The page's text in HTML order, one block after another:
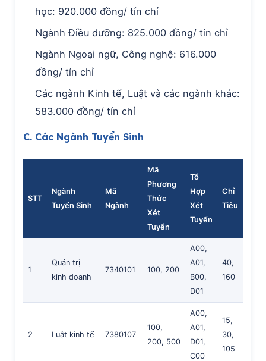
học: 920.000 đồng/ tín chỉ
Ngành Điều dưỡng: 825.000 đồng/ tín chỉ
Ngành Ngoại ngữ, Công nghệ: 616.000
đồng/ tín chỉ
Các ngành Kinh tế, Luật và các ngành khác:
583.000 đồng/ tín chỉ
C. Các Ngành Tuyển Sinh
STT
Ngành
Tuyển Sinh
Mã
Ngành
Mã
Phương
Thức
Xét
Tuyển
Tổ
Hợp
Xét
Tuyển
Chỉ
Tiêu
1
Quản trị
kinh doanh
7340101 100, 200
A00,
A01,
B00,
D01
40,
160
2 Luật kinh tế 7380107
100,
200, 500
A00,
A01,
D01,
C00
15,
30,
105